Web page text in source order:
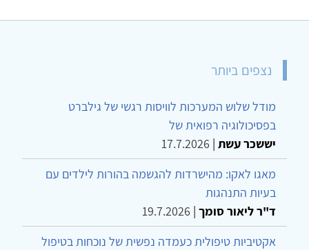
נצפים ביותר
מודל שלוש המערכות לוויסות רגשי של גילברט
בפסיכולוגיה רפואית של
יששכר עשת |
17.7.2026
מאגו לאקו: מהישרדות להגשמה בהורות לילדים עם
בעיות התנהגות
ד"ר ליאור סומך |
19.7.2026
אקטיביות טיפולית כעמדה נפשית של נוכחות בטיפול